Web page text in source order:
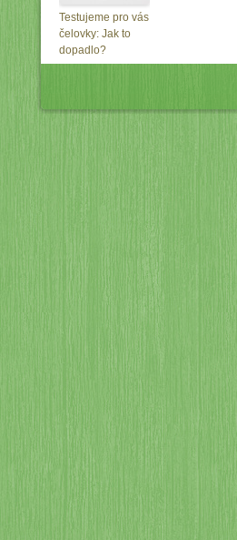
Testujeme pro vás
čelovky: Jak to
dopadlo?